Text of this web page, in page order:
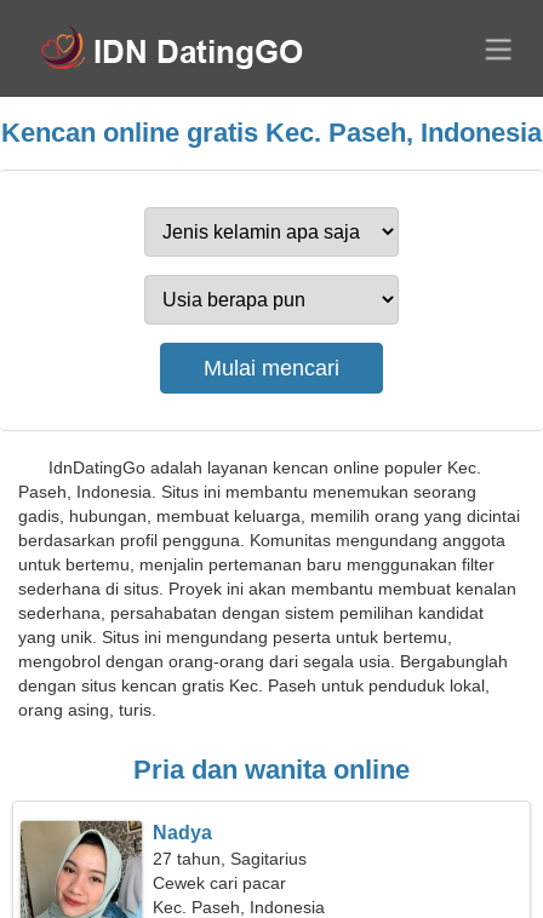
Kencan online gratis Kec. Paseh, Indonesia
IdnDatingGo adalah layanan kencan online populer Kec.
Paseh, Indonesia. Situs ini membantu menemukan seorang
gadis, hubungan, membuat keluarga, memilih orang yang dicintai
berdasarkan profil pengguna. Komunitas mengundang anggota
untuk bertemu, menjalin pertemanan baru menggunakan filter
sederhana di situs. Proyek ini akan membantu membuat kenalan
sederhana, persahabatan dengan sistem pemilihan kandidat
yang unik. Situs ini mengundang peserta untuk bertemu,
mengobrol dengan orang-orang dari segala usia. Bergabunglah
dengan situs kencan gratis Kec. Paseh untuk penduduk lokal,
orang asing, turis.
Pria dan wanita online
Nadya
27 tahun, Sagitarius
Cewek cari pacar
Kec. Paseh, Indonesia